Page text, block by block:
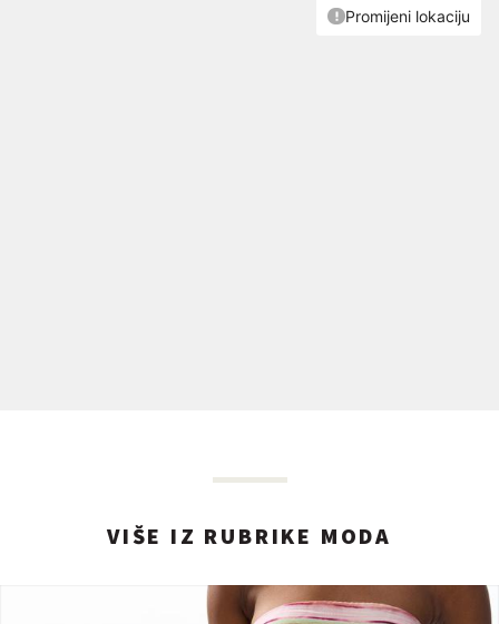
VIŠE IZ RUBRIKE MODA